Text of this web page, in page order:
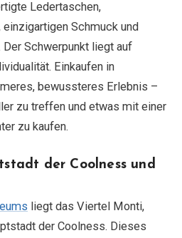
Ledertaschen,
Schmuck und
Schwerpunkt liegt auf
Einkaufen in
bewussteres Erlebnis –
zu treffen und etwas mit einer
zu kaufen.
der Coolness und
liegt das Viertel Monti,
der Coolness. Dieses